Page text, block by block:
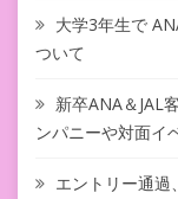
大学3年生で
ついて
新卒ANA＆JAL
ンパニーや対面イ
エントリー通過